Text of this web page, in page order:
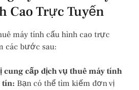
Cao Trực Tuyến
máy tính cấu hình cao trực
các bước sau:
cấp dịch vụ thuê máy tính
tín: Bạn có thể tìm kiếm đơn vị